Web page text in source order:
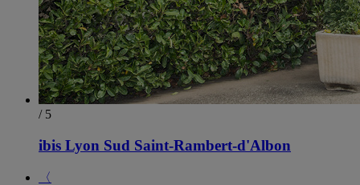
/ 5
ibis Lyon Sud Saint-Rambert-d'Albon
〈